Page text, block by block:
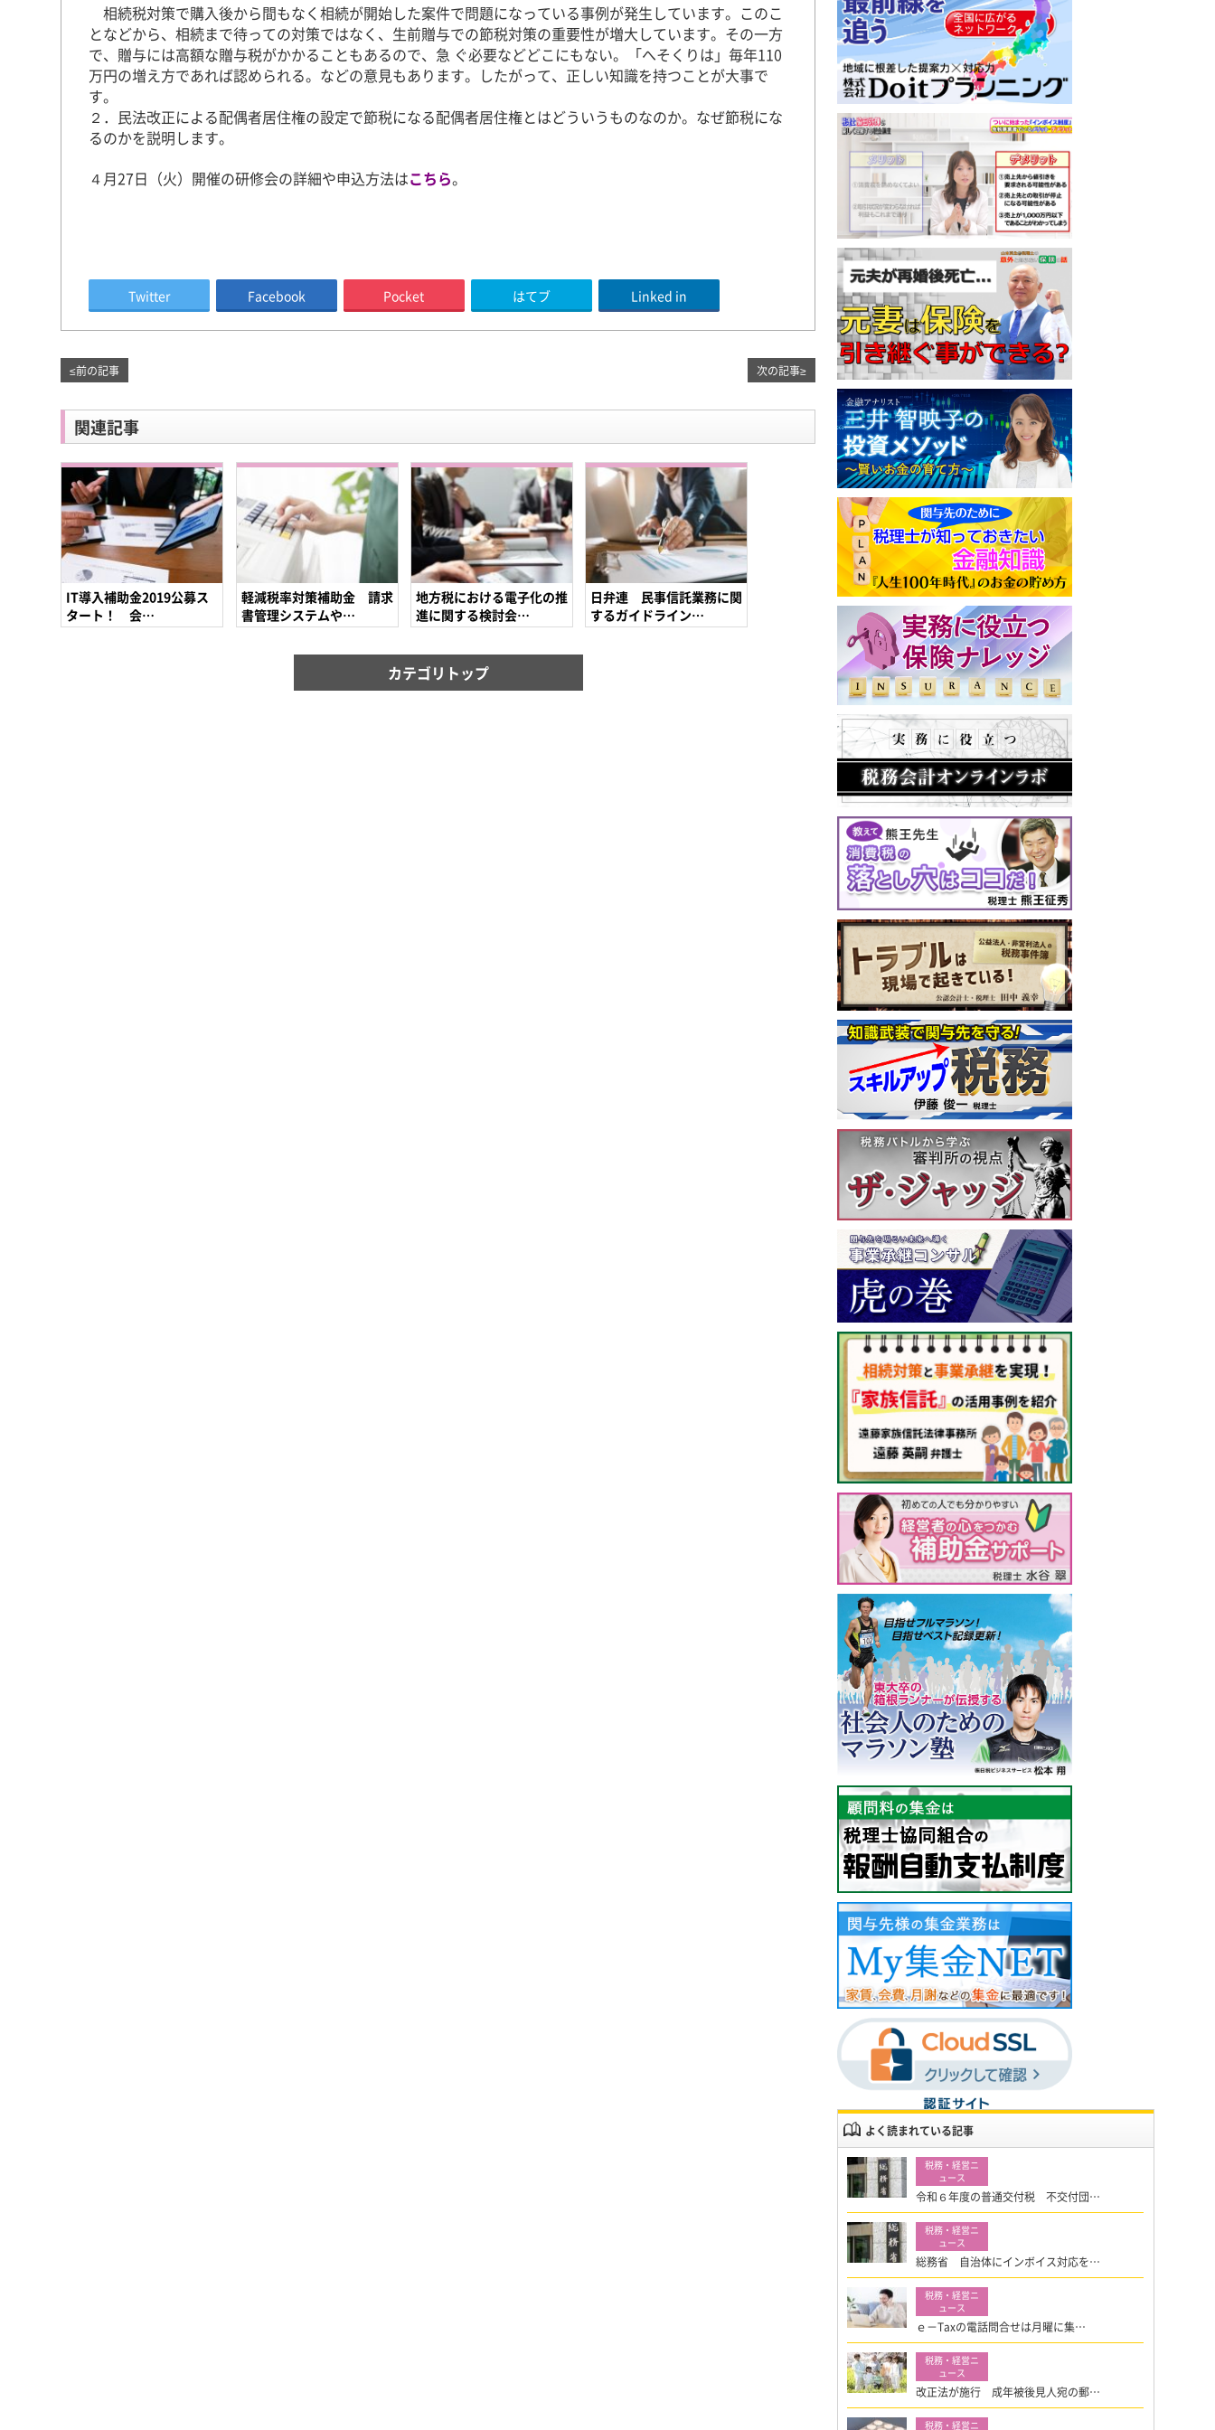
相続税対策で購入後から間もなく相続が開始した案件で問題になっている事例が発生しています。このこ
となどから、相続まで待っての対策ではなく、生前贈与での節税対策の重要性が増大しています。その一方
で、贈与には高額な贈与税がかかることもあるので、急 ぐ必要などどこにもない。「へそくりは」毎年110
万円の増え方であれば認められる。などの意見もあります。したがって、正しい知識を持つことが大事で
す。
２．民法改正による配偶者居住権の設定で節税になる配偶者居住権とはどういうものなのか。なぜ節税にな
るのかを説明します。
４月27日（火）開催の研修会の詳細や申込方法はこちら。
Twitter Facebook Pocket はてブ Linked in
≤前の記事 次の記事≥
関連記事
IT導入補助金2019公募ス
タート！ 会…
軽減税率対策補助金 請求
書管理システムや…
地方税における電子化の推
進に関する検討会…
日弁連 民事信託業務に関
するガイドライン…
カテゴリトップ
よく読まれている記事
令和６年度の普通交付税 不交付団…
総務省 自治体にインボイス対応を…
ｅ－Taxの電話問合せは月曜に集…
改正法が施行 成年被後見人宛の郵…